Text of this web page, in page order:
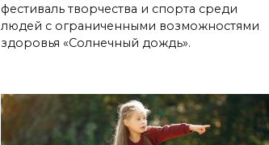
фестиваль творчества и спорта среди
людей с ограниченными возможностями
здоровья «Солнечный дождь».